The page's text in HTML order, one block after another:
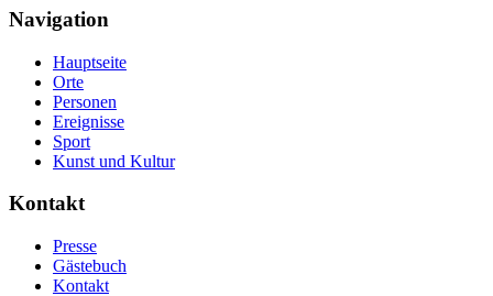
Navigation
Hauptseite
Orte
Personen
Ereignisse
Sport
Kunst und Kultur
Kontakt
Presse
Gästebuch
Kontakt